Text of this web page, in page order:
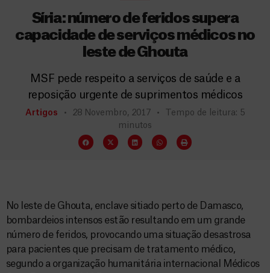
Síria: número de feridos supera
capacidade de serviços médicos no
leste de Ghouta
MSF pede respeito a serviços de saúde e a
reposição urgente de suprimentos médicos
Artigos 28 Novembro, 2017
Tempo de leitura: 5
minutos
No leste de Ghouta, enclave sitiado perto de Damasco,
bombardeios intensos estão resultando em um grande
número de feridos, provocando uma situação desastrosa
para pacientes que precisam de tratamento médico,
segundo a organização humanitária internacional Médicos